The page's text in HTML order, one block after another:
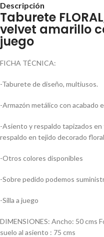
Descripción
Taburete
velvet amarillo
juego
FICHA TÉCNICA:
-Taburete de diseño, multiusos.
-Armazón metálico con acabado
-Asiento y respaldo tapizados
respaldo en tejido decorado
-Otros colores disponibles
-Sobre pedido podemos
-Silla a juego
DIMENSIONES: Ancho: 50 cms
suelo al asiento : 75 cms